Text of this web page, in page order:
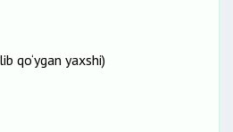
qo‘ygan yaxshi)